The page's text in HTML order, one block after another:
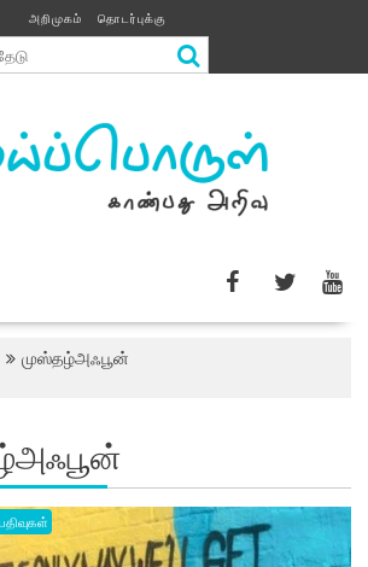
அறிமுகம் தொடர்புக்கு
முஸ்தழ்அஃபூன்